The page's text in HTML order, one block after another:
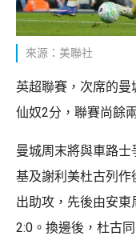
來源：美聯社
英超聯賽，次席的曼
仙奴2分，聯賽尚餘
曼城周末將與車路
基及謝利美杜古列
出助攻，先後由安
2:0。換邊後，杜古